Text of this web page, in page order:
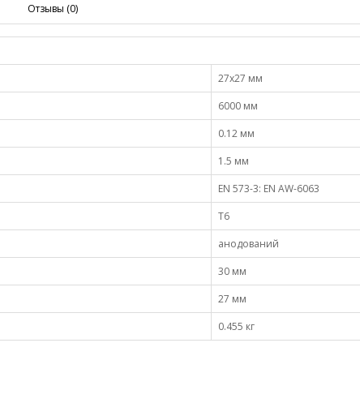
Отзывы (0)
27х27 мм
6000 мм
0.12 мм
1.5 мм
EN 573-3: EN AW-6063
Т6
анодований
30 мм
27 мм
0.455 кг